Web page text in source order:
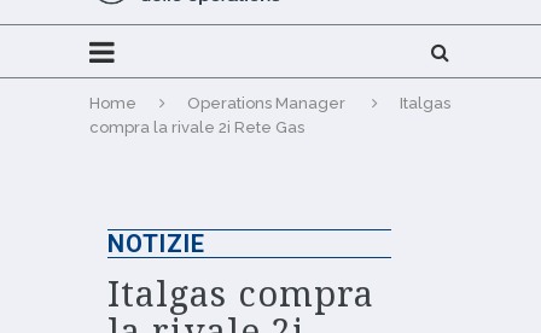
Home Operations Manager
Italgas
compra la rivale 2i Rete Gas
NOTIZIE
Italgas compra